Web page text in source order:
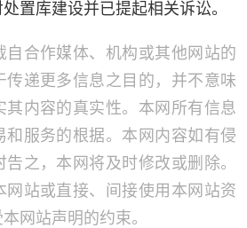
置库建设并已提起相关诉讼。
自合作媒体、机构或其他网站的
传递更多信息之目的，并不意味
其内容的真实性。本网所有信息
和服务的根据。本网内容如有侵
之，本网将及时修改或删除。
网站或直接、间接使用本网站资
网站声明的约束。